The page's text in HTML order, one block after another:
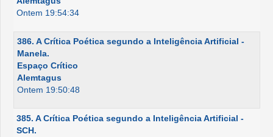
Ontem 19:54:34
386. A Crítica Poética segundo a Inteligência Artificial -
Manela.
Espaço Crítico
Alemtagus
Ontem 19:50:48
385. A Crítica Poética segundo a Inteligência Artificial -
SCH.